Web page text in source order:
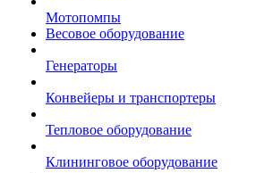
Мотопомпы
Весовое оборудование
Генераторы
Конвейеры и транспортеры
Тепловое оборудование
Клининговое оборудование